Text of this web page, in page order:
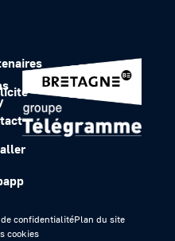
confidentialitéPlan du site
cookies